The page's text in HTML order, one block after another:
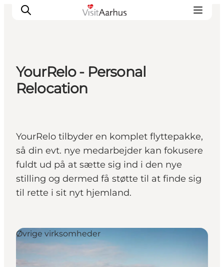
Oplevelser
Transport
YourRelo - Personal
Relocation
YourRelo tilbyder en komplet flyttepakke,
så din evt. nye medarbejder kan fokusere
fuldt ud på at sætte sig ind i den nye
stilling og dermed få støtte til at finde sig
til rette i sit nyt hjemland.
Øvrige virksomheder